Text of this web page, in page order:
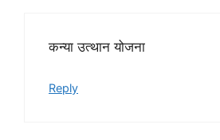
कन्या उत्थान योजना
Reply